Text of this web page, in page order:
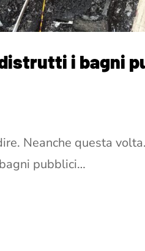
i bagni
Neanche questa
pubblici…